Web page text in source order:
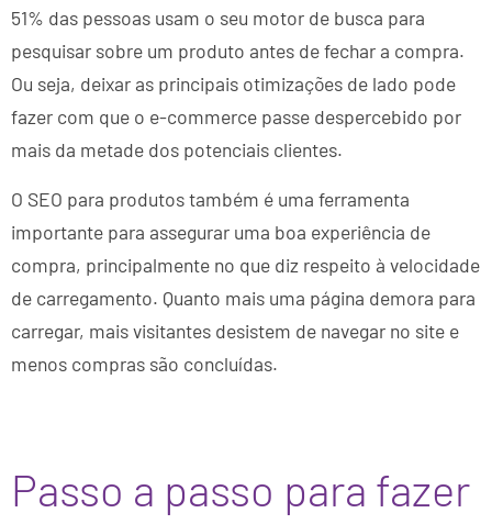
51% das pessoas usam o seu motor de busca para
pesquisar sobre um produto antes de fechar a compra.
Ou seja, deixar as principais otimizações de lado pode
fazer com que o e-commerce passe despercebido por
mais da metade dos potenciais clientes.
O SEO para produtos também é uma ferramenta
importante para assegurar uma boa experiência de
compra, principalmente no que diz respeito à velocidade
de carregamento. Quanto mais uma página demora para
carregar, mais visitantes desistem de navegar no site e
menos compras são concluídas.
Passo a passo para fazer